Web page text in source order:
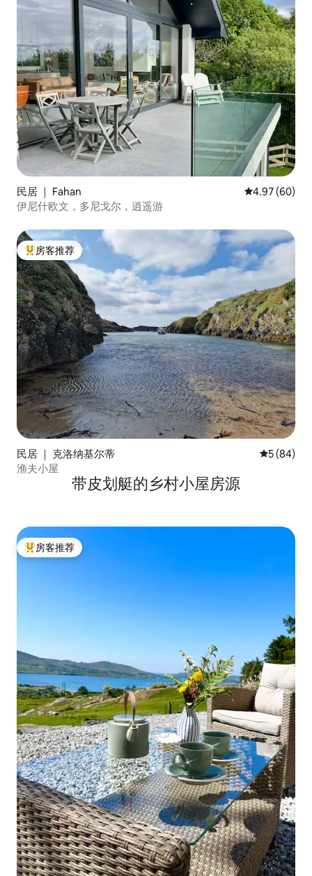
民居 ｜ Fahan 平均评分 4.97
4.97 (60)
伊尼什欧文，多尼戈尔，逍遥游
热门「房客推荐」
房客推荐
民居 ｜ 克洛纳基尔蒂 平均评分
5 (84)
渔夫小屋
带皮划艇的乡村小屋房源
热门「房客推荐」
房客推荐